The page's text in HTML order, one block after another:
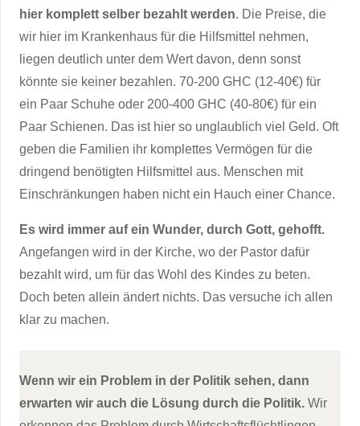
hier komplett selber bezahlt werden. Die Preise, die
wir hier im Krankenhaus für die Hilfsmittel nehmen,
liegen deutlich unter dem Wert davon, denn sonst
könnte sie keiner bezahlen. 70-200 GHC (12-40€) für
ein Paar Schuhe oder 200-400 GHC (40-80€) für ein
Paar Schienen. Das ist hier so unglaublich viel Geld. Oft
geben die Familien ihr komplettes Vermögen für die
dringend benötigten Hilfsmittel aus. Menschen mit
Einschränkungen haben nicht ein Hauch einer Chance.
Es wird immer auf ein Wunder, durch Gott, gehofft.
Angefangen wird in der Kirche, wo der Pastor dafür
bezahlt wird, um für das Wohl des Kindes zu beten.
Doch beten allein ändert nichts. Das versuche ich allen
klar zu machen.
Wenn wir ein Problem in der Politik sehen, dann
erwarten wir auch die Lösung durch die Politik. Wir